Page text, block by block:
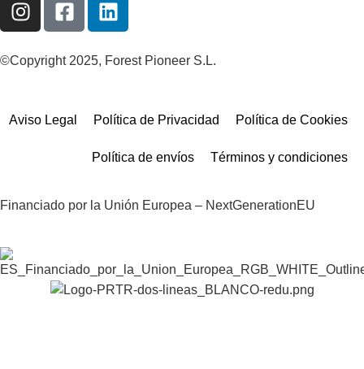
©Copyright 2025, Forest Pioneer S.L.
Aviso Legal Política de Privacidad Política de Cookies
Política de envíos Términos y condiciones
Financiado por la Unión Europea – NextGenerationEU